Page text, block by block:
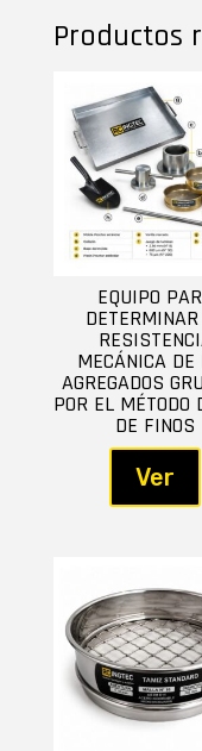
Productos
EQUIPO
MECÁNICA DE
AGREGADOS
POR EL MÉTODO
DE FINOS
Ver